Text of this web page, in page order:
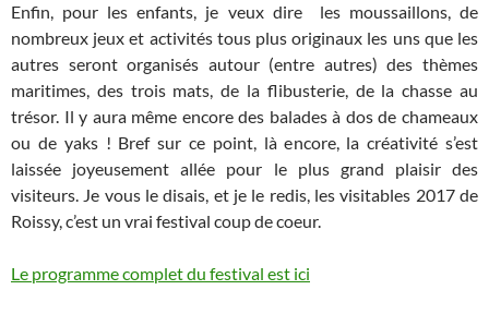
Enfin, pour les enfants, je veux dire les moussaillons, de
nombreux jeux et activités tous plus originaux les uns que les
autres seront organisés autour (entre autres) des thèmes
maritimes, des trois mats, de la flibusterie, de la chasse au
trésor. Il y aura même encore des balades à dos de chameaux
ou de yaks ! Bref sur ce point, là encore, la créativité s’est
laissée joyeusement allée pour le plus grand plaisir des
visiteurs. Je vous le disais, et je le redis, les visitables 2017 de
Roissy, c’est un vrai festival coup de coeur.
Le programme complet du festival est ici